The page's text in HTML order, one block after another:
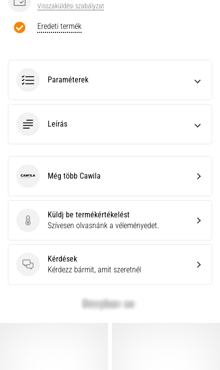
megjelenítése
Visszaküldési szabályzat
Eredeti termék
Paraméterek
Leírás
Küldj be termékértékelést
Küldj be termékértékelést
Szívesen olvasnánk a véleményedet.
Kérdések
Kérdések
Kérdezz bármit, amit szeretnél
Cawila Még több Cawila